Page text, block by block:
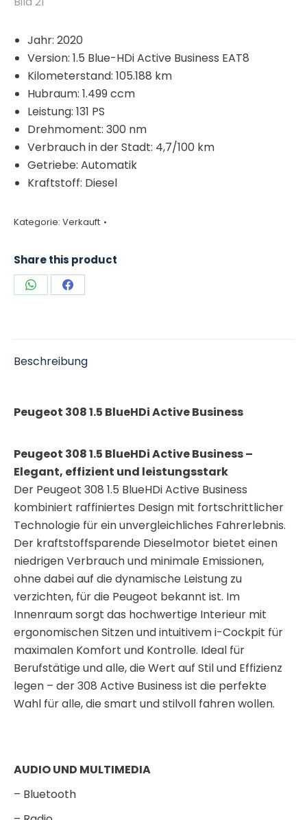
Jahr: 2020
Version: 1.5 Blue-HDi Active Business EAT8
Kilometerstand: 105.188 km
Hubraum: 1.499 ccm
Leistung: 131 PS
Drehmoment: 300 nm
Verbrauch in der Stadt: 4,7/100 km
Getriebe: Automatik
Kraftstoff: Diesel
Kategorie: Verkauft
Share this product
Teilen Teilen
Beschreibung
Peugeot 308 1.5 BlueHDi Active Business
Peugeot 308 1.5 BlueHDi Active Business –
Elegant, effizient und leistungsstark
Der Peugeot 308 1.5 BlueHDi Active Business
kombiniert raffiniertes Design mit fortschrittlicher
Technologie für ein unvergleichliches Fahrerlebnis.
Der kraftstoffsparende Dieselmotor bietet einen
niedrigen Verbrauch und minimale Emissionen,
ohne dabei auf die dynamische Leistung zu
verzichten, für die Peugeot bekannt ist. Im
Innenraum sorgt das hochwertige Interieur mit
ergonomischen Sitzen und intuitivem i-Cockpit für
maximalen Komfort und Kontrolle. Ideal für
Berufstätige und alle, die Wert auf Stil und Effizienz
legen – der 308 Active Business ist die perfekte
Wahl für alle, die smart und stilvoll fahren wollen.
AUDIO UND MULTIMEDIA
– Bluetooth